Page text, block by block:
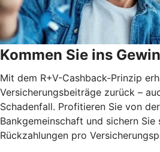
Kommen Sie ins
Mit dem R+V-Cashback-Prinzip
Versicherungsbeiträge zurück –
Schadenfall. Profitieren Sie von
Bankgemeinschaft und sichern Sie
Rückzahlungen pro